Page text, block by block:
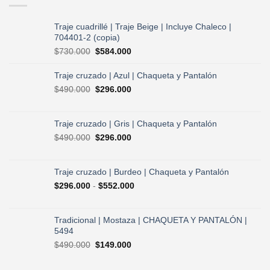
Traje cuadrillé | Traje Beige | Incluye Chaleco |
704401-2 (copia)
$730.000 El
original
era:
$730.000.
$584.000El
actual
es:
Traje cruzado | Azul | Chaqueta y Pantalón
$490.000 El
era:
$490.000.
$296.000El
es:
Traje cruzado | Gris | Chaqueta y Pantalón
$490.000 El
era:
$490.000.
$296.000El
es:
Traje cruzado | Burdeo | Chaqueta y Pantalón
$296.000 - $552.000Rango
desde
Tradicional | Mostaza | CHAQUETA Y PANTALÓN |
5494
$490.000 El
$149.000El